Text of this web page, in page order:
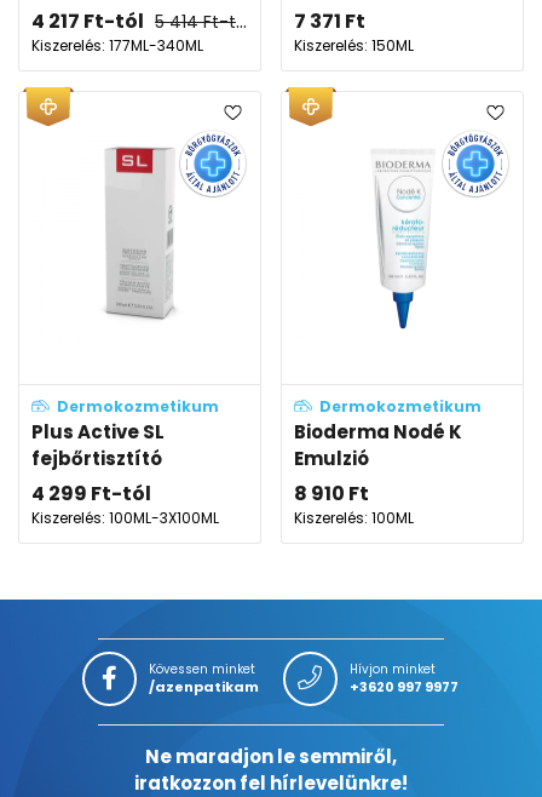
4 217 Ft-tól 5 414Ft-tól
Kiszerelés: 177ML-340ML
7 371 Ft
Kiszerelés: 150ML
Dermokozmetikum
Plus Active SL
fejbőrtisztító
4 299 Ft-tól
Kiszerelés: 100ML-3X100ML
Dermokozmetikum
Bioderma Nodé K
Emulzió
8 910 Ft
Kiszerelés: 100ML
Kövessen minket
/azenpatikam
Hívjon minket
+3620 997 9977
Ne maradjon le semmiről,
iratkozzon fel hírlevelünkre!